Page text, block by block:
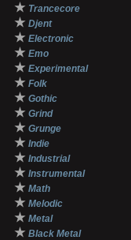
★ Trancecore
★ Djent
★ Electronic
★ Emo
★ Experimental
★ Folk
★ Gothic
★ Grind
★ Grunge
★ Indie
★ Industrial
★ Instrumental
★ Math
★ Melodic
★ Metal
★ Black Metal